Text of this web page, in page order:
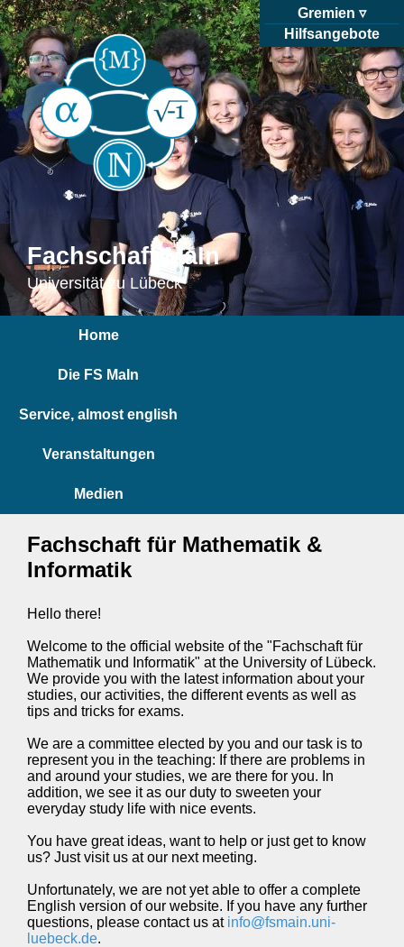
Gremien
Hilfsangebote
Fachschaft MaIn
Universität zu Lübeck
Home
Die FS MaIn
Service, almost english
Veranstaltungen
Medien
Fachschaft für Mathematik &
Informatik
Hello there!
Welcome to the official website of the "Fachschaft für
Mathematik und Informatik" at the University of Lübeck.
We provide you with the latest information about your
studies, our activities, the different events as well as
tips and tricks for exams.
We are a committee elected by you and our task is to
represent you in the teaching: If there are problems in
and around your studies, we are there for you. In
addition, we see it as our duty to sweeten your
everyday study life with nice events.
You have great ideas, want to help or just get to know
us? Just visit us at our next meeting.
Unfortunately, we are not yet able to offer a complete
English version of our website. If you have any further
questions, please contact us at info@fsmain.uni-
luebeck.de.